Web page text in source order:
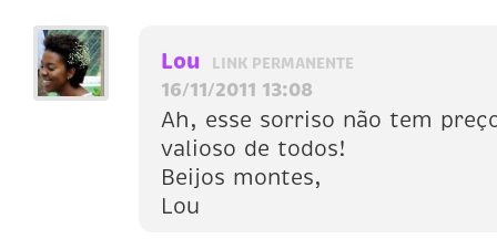
Lou LINK PERMANENTE
16/11/2011 13:08
Ah, esse sorriso não tem
valioso de todos!
Beijos montes,
Lou